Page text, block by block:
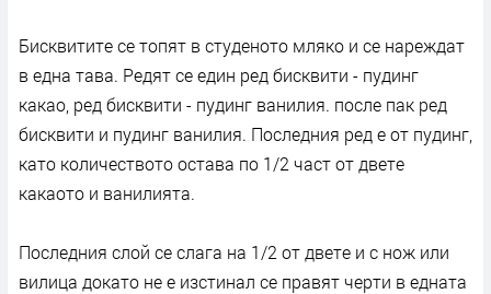
Бисквитите се топят в студеното мляко и се нареждат
в една тава. Редят се един ред бисквити - пудинг
какао, ред бисквити - пудинг ванилия. после пак ред
бисквити и пудинг ванилия. Последния ред е от пудинг,
като количеството остава по 1/2 част от двете
какаото и ванилията.
Последния слой се слага на 1/2 от двете и с нож или
вилица докато не е изстинал се правят черти в едната